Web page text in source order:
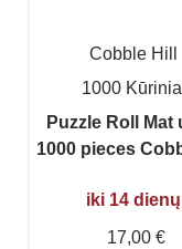
Cobble Hill
1000
Puzzle Roll Mat
1000 pieces
iki 14 dienų
17,00 €